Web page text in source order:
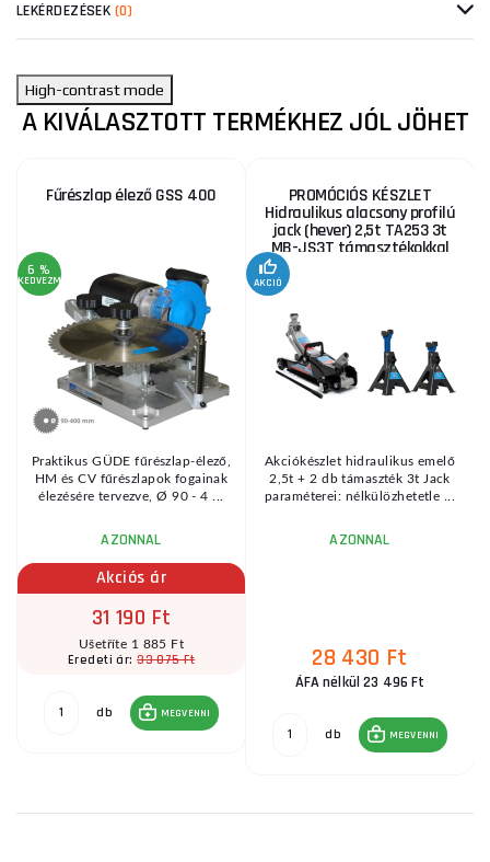
LEKÉRDEZÉSEK (0)
High-contrast mode
A KIVÁLASZTOTT TERMÉKHEZ JÓL JÖHET
Fűrészlap élező GSS 400
6 %
KEDVEZMÉNY
Praktikus GÜDE fűrészlap-élező,
HM és CV fűrészlapok fogainak
élezésére tervezve, Ø 90 - 4 ...
AZONNAL
Akciós ár
31 190 Ft
Ušetříte 1 885 Ft
Eredeti ár:33 075 Ft
db MEGVENNI
PROMÓCIÓS KÉSZLET
Hidraulikus alacsony profilú
jack (hever) 2,5t TA253 3t
MB-JS3T támasztékokkal
AKCIÓ
Akciókészlet hidraulikus emelő
2,5t + 2 db támaszték 3t Jack
paraméterei: nélkülözhetetle ...
AZONNAL
28 430 Ft
ÁFA nélkül 23 496 Ft
db MEGVENNI